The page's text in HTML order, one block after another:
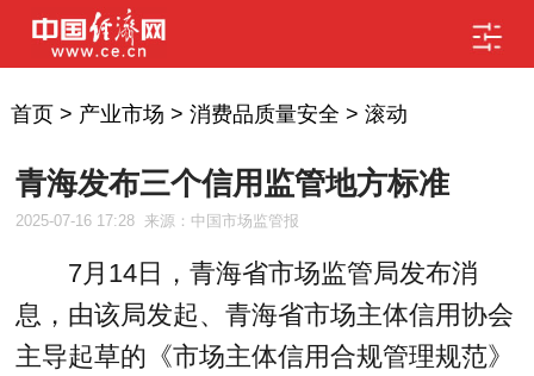
首页> 产业市场 > 消费品质量安全 > 滚动
青海发布三个信用监管地方标准
2025-07-16 17:28 来源：中国市场监管报
7月14日，青海省市场监管局发布消
息，由该局发起、青海省市场主体信用协会
主导起草的《市场主体信用合规管理规范》